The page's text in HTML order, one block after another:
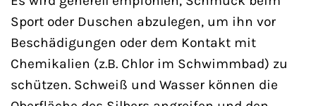
Sport oder Duschen abzulegen, um ihn vor
Beschädigungen oder dem Kontakt mit
Chemikalien (z.B. Chlor im Schwimmbad) zu
schützen. Schweiß und Wasser können die